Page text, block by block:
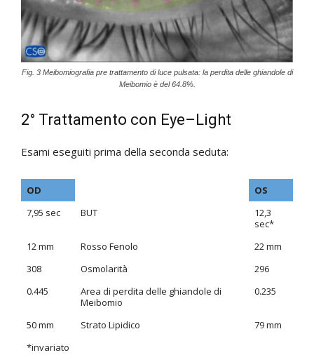
Fig. 3 Meibomiografia pre trattamento di luce pulsata: la perdita delle ghiandole di
Meibomio è del 64.8%.
2° Trattamento con Eye–Light
Esami eseguiti prima della seconda seduta:
OD
OS
7,95 sec
BUT
12,3
sec*
12 mm
Rosso Fenolo
22 mm
308
Osmolarità
296
0.445
Area di perdita delle ghiandole di
Meibomio
0.235
50 mm Strato Lipidico
79 mm
*invariato